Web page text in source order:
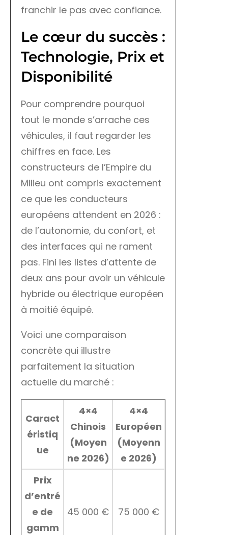
franchir le pas avec confiance.
Le cœur du succès :
Technologie, Prix et
Disponibilité
Pour comprendre pourquoi
tout le monde s’arrache ces
véhicules, il faut regarder les
chiffres en face. Les
constructeurs de l’Empire du
Milieu ont compris exactement
ce que les conducteurs
européens attendent en 2026 :
de l’autonomie, du confort, et
des interfaces qui ne rament
pas. Fini les listes d’attente de
deux ans pour avoir un véhicule
hybride ou électrique européen
à moitié équipé.
Voici une comparaison
concrète qui illustre
parfaitement la situation
actuelle du marché :
Caract
éristiq
ue
4×4
Chinois
(Moyen
ne 2026)
4×4
Européen
(Moyenn
e 2026)
Prix
d’entré
e de
gamm
45 000 € 75 000 €